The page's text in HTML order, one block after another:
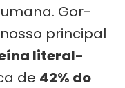
Gor­
prin­ci­pal
lite­ral­
de 42% do